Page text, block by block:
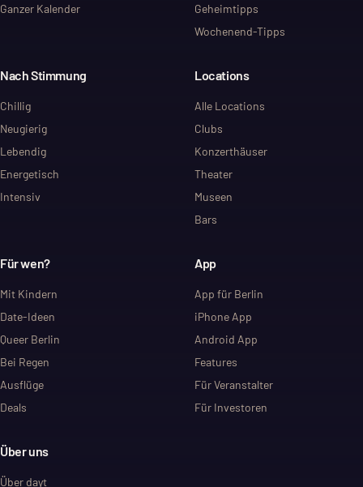
Ganzer Kalender
Geheimtipps
Wochenend-Tipps
Nach Stimmung
Chillig
Neugierig
Lebendig
Energetisch
Intensiv
Locations
Alle Locations
Clubs
Konzerthäuser
Theater
Museen
Bars
Für wen?
Mit Kindern
Date-Ideen
Queer Berlin
Bei Regen
Ausflüge
Deals
App
App für Berlin
iPhone App
Android App
Features
Für Veranstalter
Für Investoren
Über uns
Über dayt